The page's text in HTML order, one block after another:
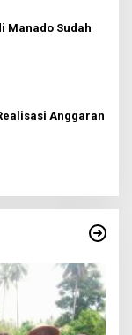
Manado Sudah
Anggaran